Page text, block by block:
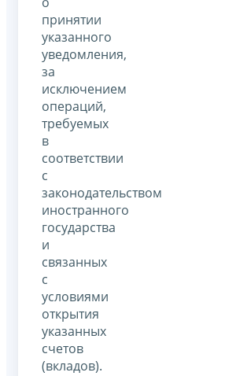
принятии
указанного
уведомления,
за
исключением
операций,
требуемых
в
соответствии
с
законодательством
иностранного
государства
и
связанных
с
условиями
открытия
указанных
счетов
(вкладов).